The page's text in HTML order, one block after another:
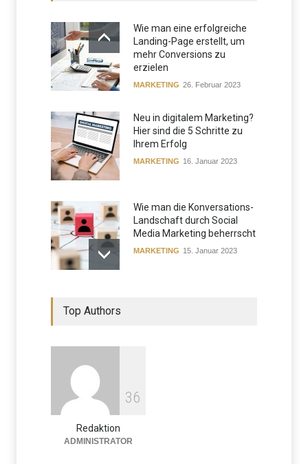
Wie man eine erfolgreiche
Landing-Page erstellt, um
mehr Conversions zu
erzielen
MARKETING 26. Februar 2023
Neu in digitalem Marketing?
Hier sind die 5 Schritte zu
Ihrem Erfolg
MARKETING 16. Januar 2023
Wie man die Konversations-
Landschaft durch Social
Media Marketing beherrscht
MARKETING 15. Januar 2023
Top Authors
36
Redaktion
ADMINISTRATOR